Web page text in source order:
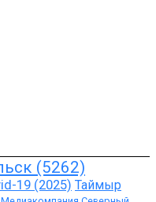
(5262)
19 (2025) Таймыр